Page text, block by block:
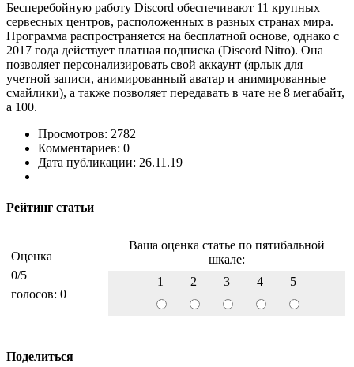
Бесперебойную работу Discord обеспечивают 11 крупных
сервесных центров, расположенных в разных странах мира.
Программа распространяется на бесплатной основе, однако с
2017 года действует платная подписка (Discord Nitro). Она
позволяет персонализировать свой аккаунт (ярлык для
учетной записи, анимированный аватар и анимированные
смайлики), а также позволяет передавать в чате не 8 мегабайт,
а 100.
Просмотров: 2782
Комментариев: 0
Дата публикации: 26.11.19
Рейтинг статьи
Оценка
0/5
голосов: 0
Ваша оценка статье по пятибальной
шкале:
1
2 3 4 5
Поделиться